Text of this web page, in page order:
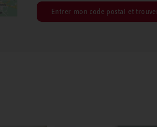
Entrer mon code postal et